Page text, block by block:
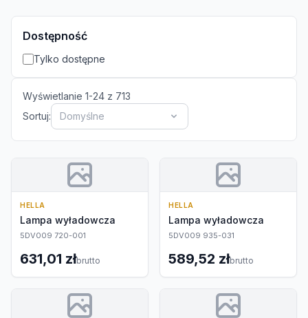
Dostępność
Tylko dostępne
Wyświetlanie 1-24 z 713
Sortuj:
Domyślne
HELLA
Lampa wyładowcza
5DV009 720-001
631,01 złbrutto
HELLA
Lampa wyładowcza
5DV009 935-031
589,52 złbrutto